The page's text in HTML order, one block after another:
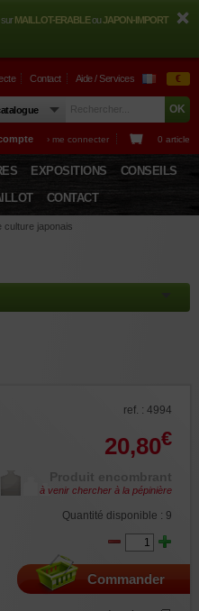
surMAILLOT-ERABLEouJAPON-IMPORT
Contact Aide / Services €
› me connecter 0 article
EXPOSITIONS
CONSEILS
CONTACT
culture japonais
ref. : 4994
20,80€
Produit encombrant
à venir chercher à la pépinière
Quantité disponible : 9
Commander